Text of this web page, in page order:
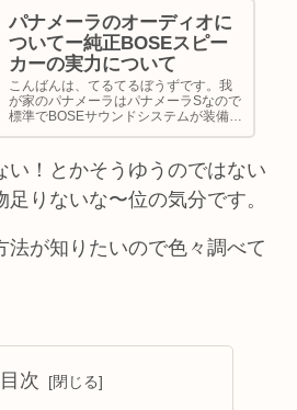
パナメーラのオーディオに
ついてー純正BOSEスピー
カーの実力について
こんばんは、てるてるぼうずです。我
が家のパナメーラはパナメーラSなので
標準でBOSEサウンドシステムが装備さ
カーはずっと前から聞いてみたかった
ので感想を伝えられればと思...
い！とかそうゆうのではない
りないな〜位の気分です。
法が知りたいので色々調べて
目次